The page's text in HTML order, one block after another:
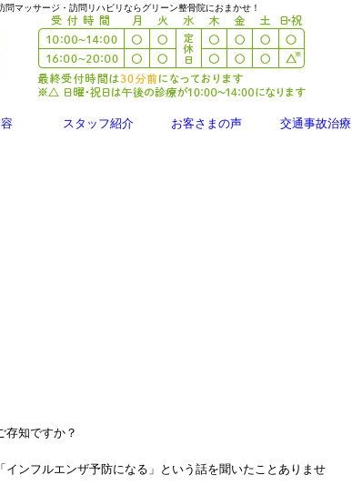
マッサージ・訪問リハビリならグリーン整骨院におまかせ！
スタッフ紹介 お客さまの声 交通事故治療
存知ですか？
ンフルエンザ予防になる」という話を聞いたことありませ